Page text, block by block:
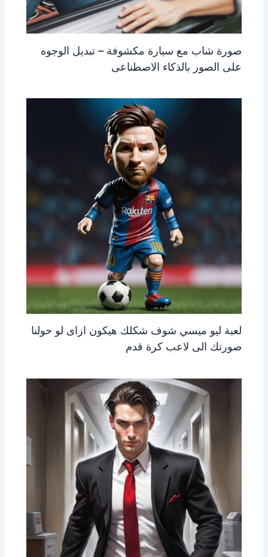
صورة شاب مع سيارة مكشوفة – تبديل الوجوه
على الصور بالذكاء الاصطناعى
لعبة ليو ميسي شوف شكلك هيكون ازاى لو حولنا
صورتك الى لاعب كرة قدم